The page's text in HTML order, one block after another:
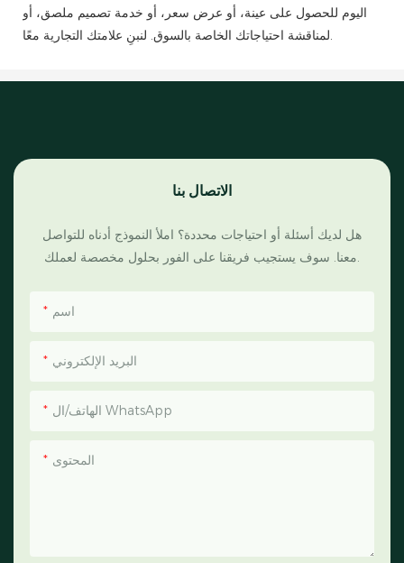
اليوم للحصول على عينة، أو عرض سعر، أو خدمة تصميم ملصق، أو
لمناقشة احتياجاتك الخاصة بالسوق. لنبنِ علامتك التجارية معًا.
الاتصال بنا
هل لديك أسئلة أو احتياجات محددة؟ املأ النموذج أدناه للتواصل
معنا. سوف يستجيب فريقنا على الفور بحلول مخصصة لعملك.
اسم
البريد الإلكتروني
الهاتف/ال WhatsApp
المحتوى